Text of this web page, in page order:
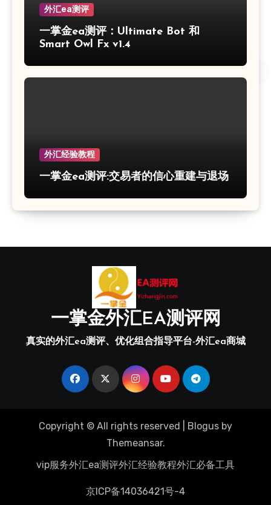
外汇ea测评
一掌金ea测评：Ultimate Bot 和
Smart Owl Fx v1.4
外汇经验教程
一掌金ea测评:交易者的信心重建与退场
一掌金外汇EA测评网
真实的外汇ea测评、优化组合指导平台-外汇ea商城
Copyright © All rights reserved Blogus by
Themeansar.
vip服务外汇ea测评外汇经验教程外汇必备工具
京ICP备14036421号-4